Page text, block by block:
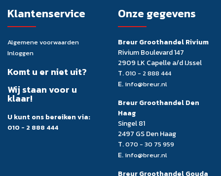
Klantenservice
Algemene voorwaarden
Inloggen
Komt u er niet uit?
Wij staan voor u
klaar!
U kunt ons bereiken via:
010 - 2 888 444
Onze gegevens
Breur Groothandel Rivium
Rivium Boulevard 147
2909 LK Capelle a/d IJssel
T.010 - 2 888 444
E. info@breur.nl
Breur Groothandel Den
Haag
Singel 81
2497 GS Den Haag
T.070 - 30 75 959
E. info@breur.nl
Breur Groothandel Gouda